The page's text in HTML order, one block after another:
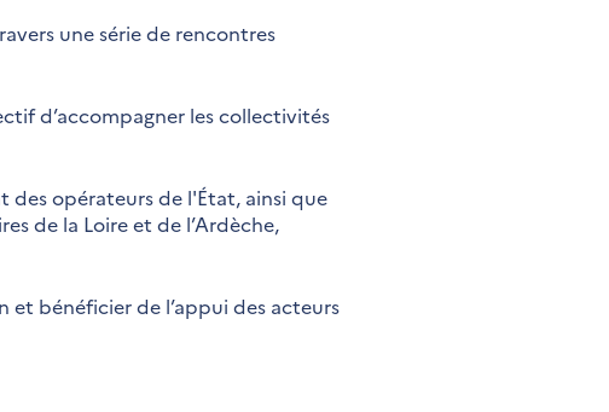
une série de rencontres
d’accompagner les collectivités
des opérateurs de l'État, ainsi que
de la Loire et de l’Ardèche,
et bénéficier de l’appui des acteurs